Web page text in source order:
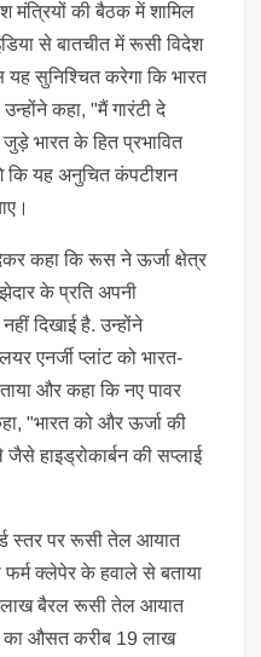
मंत्रियों की बैठक में शामिल
से बातचीत में रूसी विदेश
यह सुनिश्चित करेगा कि भारत
कहा, "मैं गारंटी दे
भारत के हित प्रभावित
कि यह अनुचित कंपटीशन
कहा कि रूस ने ऊर्जा क्षेत्र
के प्रति अपनी
दिखाई है. उन्होंने
एनर्जी प्लांट को भारत-
और कहा कि नए पावर
"भारत को और ऊर्जा की
हाइड्रोकार्बन की सप्लाई
स्तर पर रूसी तेल आयात
फर्म क्लेपेर के हवाले से बताया
लाख बैरल रूसी तेल आयात
का औसत करीब 19 लाख